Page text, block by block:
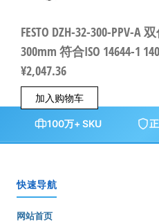
FESTO DZH-32-300-PPV-
300mm 符合ISO 14644-1
¥2,047.36
加入购物车
100万+ SKU
快速导航
网站首页